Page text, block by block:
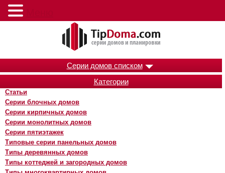
Серии домов списком
Категории
Статьи
Серии блочных домов
Серии кирпичных домов
Серии монолитных домов
Серии пятиэтажек
Типовые серии панельных домов
Типы деревянных домов
Типы коттеджей и загородных домов